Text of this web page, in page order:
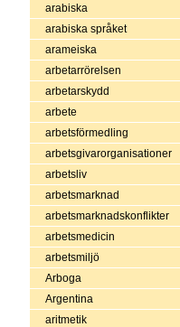
arabiska
arabiska språket
arameiska
arbetarrörelsen
arbetarskydd
arbete
arbetsförmedling
arbetsgivarorganisationer
arbetsliv
arbetsmarknad
arbetsmarknadskonflikter
arbetsmedicin
arbetsmiljö
Arboga
Argentina
aritmetik